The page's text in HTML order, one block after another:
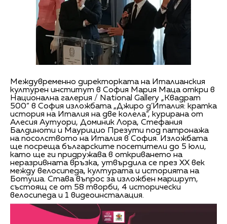
Междувременно директорката на Италианския
културен институт в София Мария Маца откри в
Национална галерия / National Gallery „Квадрат
500“ в София изложбата „Джиро д’Италия: кратка
история на Италия на две колела“, курирана от
Алесия Аутуори, Доминик Лора, Стефания
Балдиноти и Маурицио Презути под патронажа
на посолството на Италия в София. Изложбата
ще посреща българските посетители до 5 юли,
като ще ги придружава в откриването на
неразривната връзка, утвърдила се през XX век
между велосипеда, културата и историята на
Ботуша. Става въпрос за изложбен маршрут,
състоящ се от 58 творби, 4 исторически
велосипеда и 1 видеоинсталация.